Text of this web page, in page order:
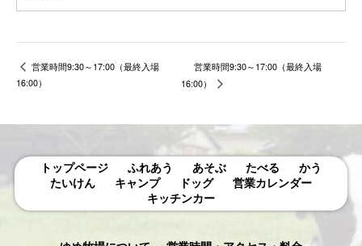
営業時間9:30～17:00（最終入場
16:00）
営業時間9:30～17:00（最終入場
16:00）
トップページ ふれあう あそぶ たべる
かう
たいけん
キャンプ ドッグ
営業カレンダー
キッチンカー